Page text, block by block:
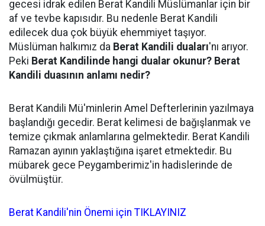
gecesi idrak edilen Berat Kandili Müslümanlar için bir
af ve tevbe kapısıdır. Bu nedenle Berat Kandili
edilecek dua çok büyük ehemmiyet taşıyor.
Müslüman halkımız da Berat Kandili duaları'nı arıyor.
Peki Berat Kandilinde hangi dualar okunur? Berat
Kandili duasının anlamı nedir?
Berat Kandili Mü'minlerin Amel Defterlerinin yazılmaya
başlandığı gecedir. Berat kelimesi de bağışlanmak ve
temize çıkmak anlamlarına gelmektedir. Berat Kandili
Ramazan ayının yaklaştığına işaret etmektedir. Bu
mübarek gece Peygamberimiz'in hadislerinde de
övülmüştür.
Berat Kandili'nin Önemi için TIKLAYINIZ